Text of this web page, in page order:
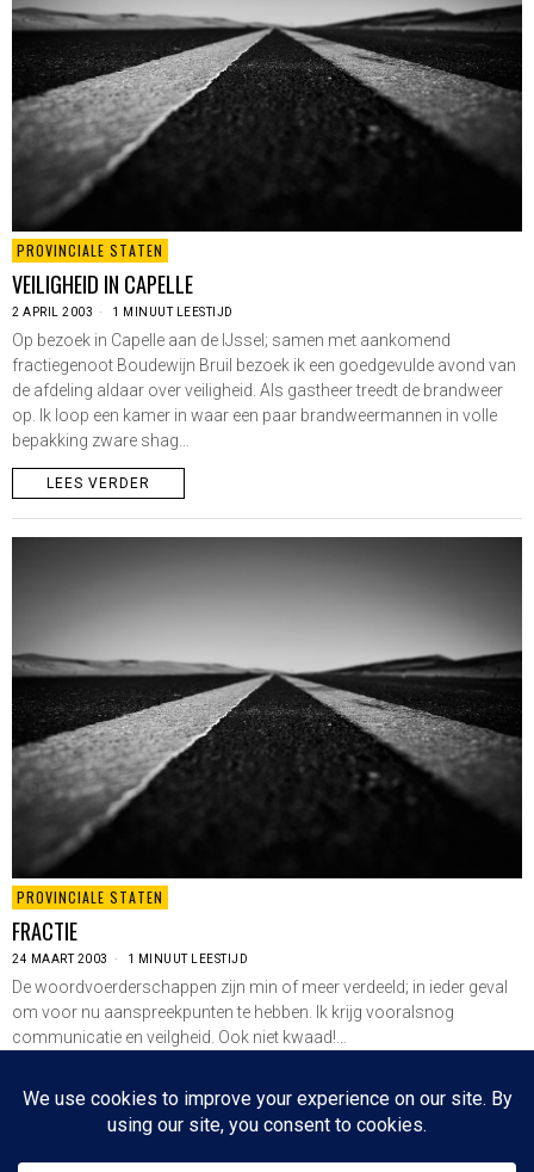
PROVINCIALE STATEN
VEILIGHEID IN CAPELLE
2 APRIL 2003 1 MINUUT LEESTIJD
Op bezoek in Capelle aan de IJssel; samen met aankomend
fractiegenoot Boudewijn Bruil bezoek ik een goedgevulde avond van
de afdeling aldaar over veiligheid. Als gastheer treedt de brandweer
op. Ik loop een kamer in waar een paar brandweermannen in volle
bepakking zware shag…
LEES VERDER
PROVINCIALE STATEN
FRACTIE
24 MAART 2003 1 MINUUT LEESTIJD
De woordvoerderschappen zijn min of meer verdeeld; in ieder geval
om voor nu aanspreekpunten te hebben. Ik krijg vooralsnog
communicatie en veilgheid. Ook niet kwaad!…
1 … 146 147 148 149 Volgende